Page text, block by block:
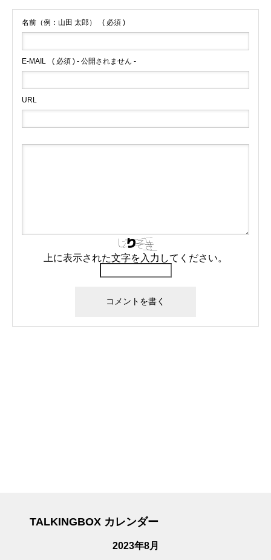
名前（例：山田 太郎） ( 必須 )
E-MAIL ( 必須 ) - 公開されません -
URL
上に表示された文字を入力してください。
TALKINGBOX カレンダー
2023年8月